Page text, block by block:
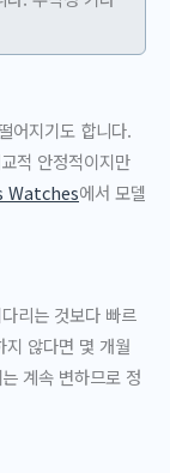
어지기도 합니다.
적 안정적이지만
Watches에서 모델
리는 것보다 빠르
않다면 몇 개월
계속 변하므로 정